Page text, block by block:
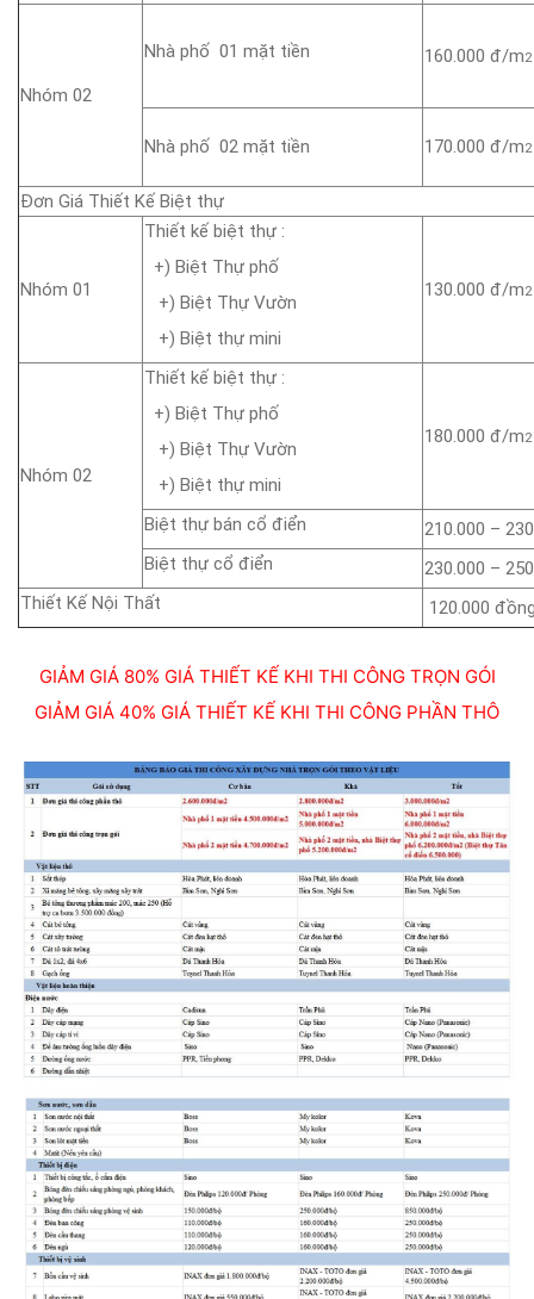
Nhóm 02
Nhà phố 01 mặt tiền 160.000 đ/m2
Nhà phố 02 mặt tiền 170.000 đ/m2
Đơn Giá Thiết Kế Biệt thự
Nhóm 01
Thiết kế biệt thự :
+) Biệt Thự phố
+) Biệt Thự Vườn
+) Biệt thự mini
130.000 đ/m2
Nhóm 02
Thiết kế biệt thự :
+) Biệt Thự phố
+) Biệt Thự Vườn
+) Biệt thự mini
180.000 đ/m2
Biệt thự bán cổ điển
210.000 –
Biệt thự cổ điển
230.000 –
Thiết Kế Nội Thất
120.000
GIẢM GIÁ 80% GIÁ THIẾT KẾ KHI THI CÔNG TRỌN GÓI
GIẢM GIÁ 40% GIÁ THIẾT KẾ KHI THI CÔNG PHẦN THÔ